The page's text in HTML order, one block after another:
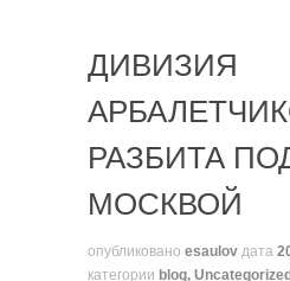
ДИВИЗИЯ
РАЗБИТА
МОСКВОЙ
опубликовано esaulov дата
категории blog, Uncategorized